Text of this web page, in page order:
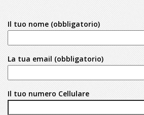
Il tuo nome (obbligatorio)
La tua email (obbligatorio)
Il tuo numero Cellulare